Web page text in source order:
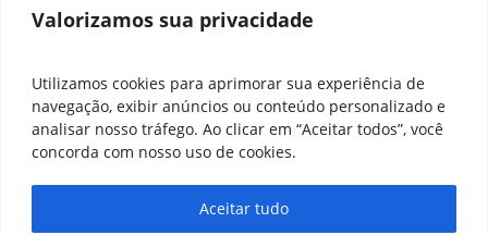
Valorizamos sua privacidade
Utilizamos cookies para aprimorar sua experiência de
navegação, exibir anúncios ou conteúdo personalizado e
analisar nosso tráfego. Ao clicar em “Aceitar todos”, você
concorda com nosso uso de cookies.
Aceitar tudo
QR Code Fácil
Contato
(11) 4858-9900